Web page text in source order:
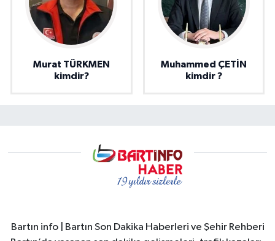
Murat TÜRKMEN
kimdir?
Muhammed ÇETİN
kimdir ?
Bartın info | Bartın Son Dakika Haberleri ve Şehir Rehberi